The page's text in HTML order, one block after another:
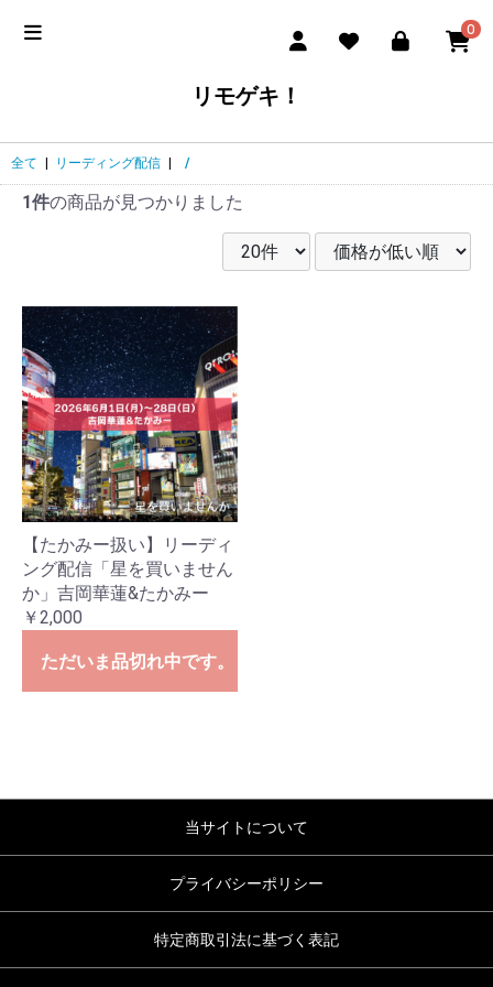
0
リモゲキ！
全て リーディング配信 /
1件の商品が見つかりました
【たかみー扱い】リーディ
ング配信「星を買いません
か」吉岡華蓮&たかみー
￥2,000
ただいま品切れ中です。
当サイトについて
プライバシーポリシー
特定商取引法に基づく表記